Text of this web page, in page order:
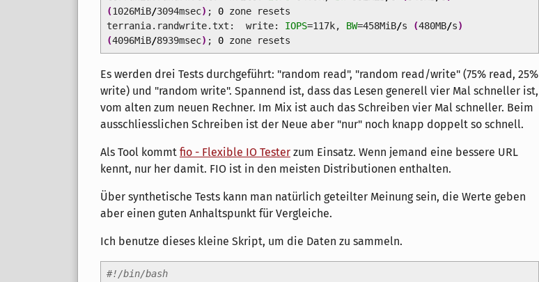
(1026MiB/3094msec) ; 0zone resets
terrania.randwrite.txt: write: IOPS=117k, BW=458MiB/s (480MB/s)
(4096MiB/8939msec) ; 0zone resets
Es werden drei Tests durchgeführt: "random read", "random read/write" (75% read, 25%
write) und "random write". Spannend ist, dass das Lesen generell vier Mal schneller ist,
vom alten zum neuen Rechner. Im Mix ist auch das Schreiben vier Mal schneller. Beim
ausschliesslichen Schreiben ist der Neue aber "nur" noch knapp doppelt so schnell.
Als Tool kommt fio - Flexible IO Tester zum Einsatz. Wenn jemand eine bessere URL
kennt, nur her damit. FIO ist in den meisten Distributionen enthalten.
Über synthetische Tests kann man natürlich geteilter Meinung sein, die Werte geben
aber einen guten Anhaltspunkt für Vergleiche.
Ich benutze dieses kleine Skript, um die Daten zu sammeln.
#!/bin/bash